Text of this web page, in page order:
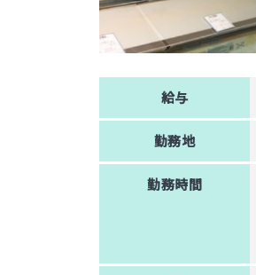
給与
勤務地
勤務時間